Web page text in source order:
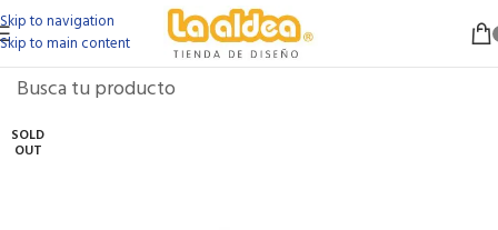
Skip to navigation
Skip to main content
SOLD
OUT